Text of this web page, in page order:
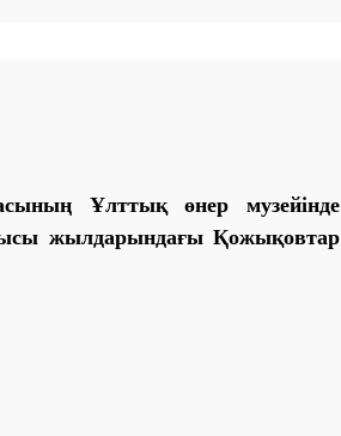
Ұлттық өнер музейінде
жылдарындағы Қожықовтар